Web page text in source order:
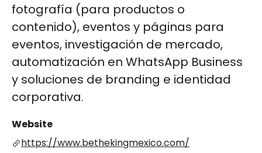
fotografía (para productos o
contenido), eventos y páginas para
eventos, investigación de mercado,
automatización en WhatsApp Business
y soluciones de branding e identidad
corporativa.
Website
https://www.bethekingmexico.com/